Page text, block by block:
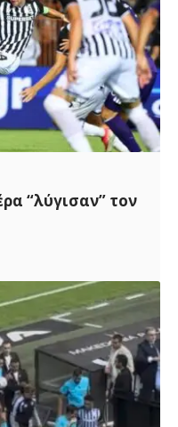
“λύγισαν” τον